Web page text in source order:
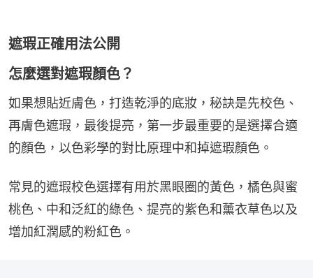
遮瑕正確用法公開
怎麼選對遮瑕顏色？
如果想貼近膚色，打造乾淨的底妝，秘訣是先校色、
再膚色遮瑕，最後提亮，第一步最重要的是選擇合適
的顏色，以色彩學的對比原理中和掉遮瑕顏色。
常見的遮瑕校色選擇有用於黑眼圈的黃色，橘色與蜜
桃色、中和泛紅的綠色、提亮的紫色和薰衣草色以及
增加紅潤感的粉紅色。